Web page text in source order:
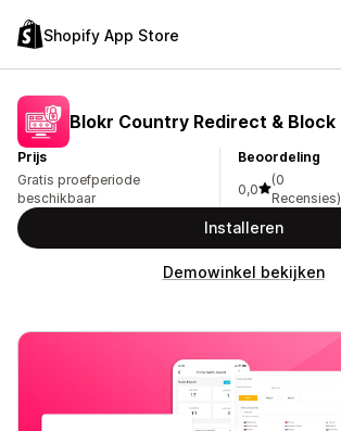
Shopify App Store
Blokr Country Redirect & Block
Prijs
Gratis proefperiode
beschikbaar
Beoordeling
0,0
(0
Recensies)
Installeren
Demowinkel bekijken